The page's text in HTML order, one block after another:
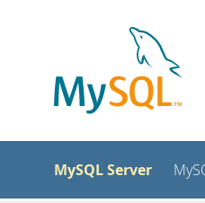
MySQL Server